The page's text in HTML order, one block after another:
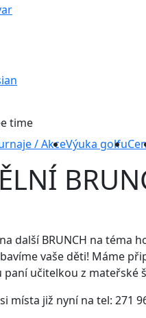
time
/ AkceVýuka golfu
další BRUNCH na téma
vaše děti! Máme
paní učitelkou z mateřské
místa již nyní na tel: 271